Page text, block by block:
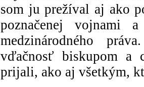
som ju prežíval aj ako
poznačenej vojnami
medzinárodného
vďačnosť biskupom a
prijali, ako aj všetkým,